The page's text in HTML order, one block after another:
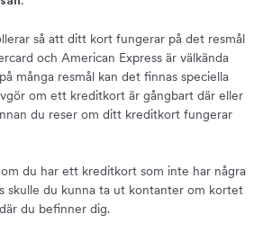
så att ditt kort fungerar på det resmål
och American Express är välkända
många resmål kan det finnas speciella
om ett kreditkort är gångbart där eller
du reser om ditt kreditkort fungerar
du har ett kreditkort som inte har några
skulle du kunna ta ut kontanter om kortet
du befinner dig.